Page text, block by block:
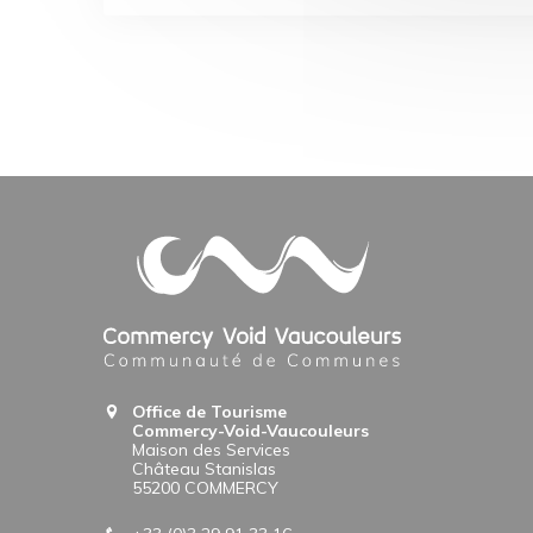
Office de Tourisme
Commercy-Void-Vaucouleurs
Maison des Services
Château Stanislas
55200 COMMERCY